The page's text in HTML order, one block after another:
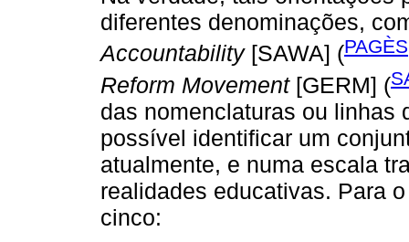
diferentes denominações,
Accountability[SAWA] (
Reform Movement[GERM] (
das nomenclaturas ou linhas
possível identificar um
atualmente, e numa escala
realidades educativas. Para
cinco: